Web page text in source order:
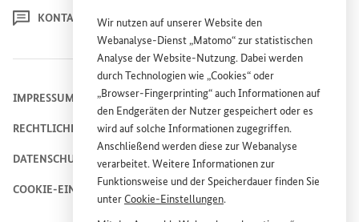
Wir nutzen auf unsererWebsite den
Webanalyse-Dienst „Matomo“ zur statistischen
Analyse derWebsite-Nutzung. Dabei werden
durch Technologien wie „Cookies“ oder
„Browser-Fingerprinting“ auch Informationen auf
den Endgeräten der Nutzer gespeichert oder es
wird auf solche Informationen zugegriffen.
Anschließend werden diese zur Webanalyse
verarbeitet. Weitere Informationen zur
Funktionsweise und der Speicherdauer finden Sie
unterCookie-Einstellungen.
KONTAKT
IMPRESSUM
RECHTLICHE HINWEISE
DATENSCHUTZHINWEIS
COOKIE-EINSTELLUNGEN